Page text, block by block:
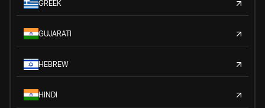
GREEK
GUJARATI
HEBREW
HINDI